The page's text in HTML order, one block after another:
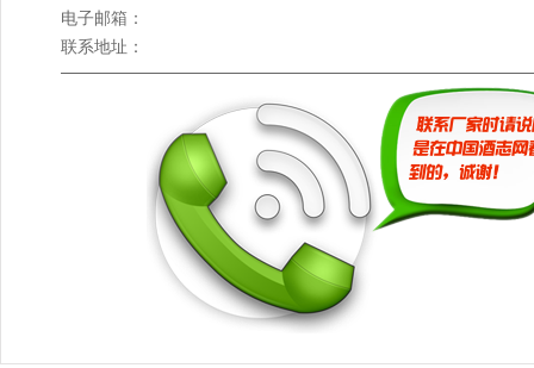
电子邮箱：
联系地址：